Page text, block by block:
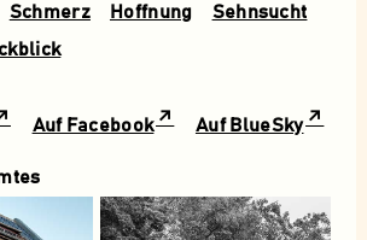
Schmerz Hoffnung
Sehnsucht
Auf Facebook Auf BlueSky